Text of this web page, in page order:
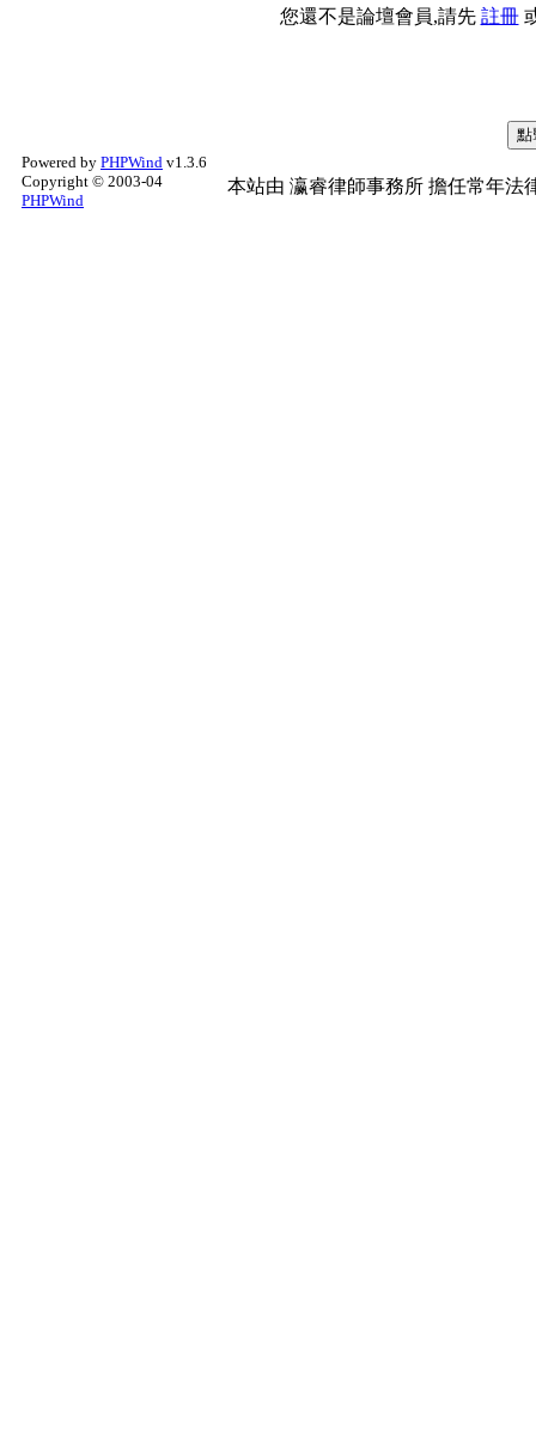
您還不是論壇會員,請先 註冊
Powered by PHPWind v1.3.6
Copyright © 2003-04
PHPWind
本站由 瀛睿律師事務所 擔任常年法